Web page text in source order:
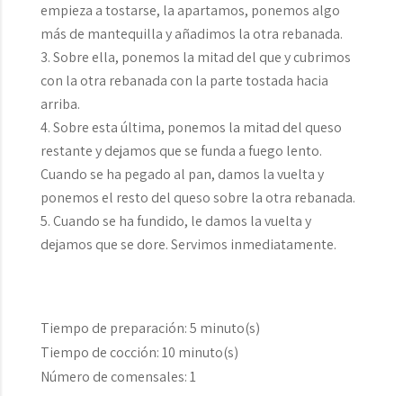
empieza a tostarse, la apartamos, ponemos algo
más de mantequilla y añadimos la otra rebanada.
Sobre ella, ponemos la mitad del que y cubrimos
con la otra rebanada con la parte tostada hacia
arriba.
Sobre esta última, ponemos la mitad del queso
restante y dejamos que se funda a fuego lento.
Cuando se ha pegado al pan, damos la vuelta y
ponemos el resto del queso sobre la otra rebanada.
Cuando se ha fundido, le damos la vuelta y
dejamos que se dore. Servimos inmediatamente.
Tiempo de preparación:5 minuto(s)
Tiempo de cocción:10 minuto(s)
Número de comensales:1